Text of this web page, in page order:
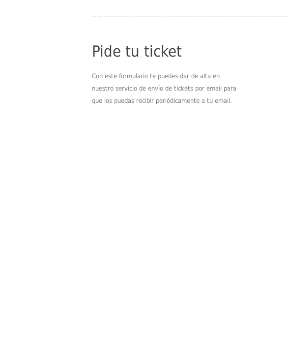
Pide tu ticket
Con este formulario te puedes dar de alta en
nuestro servicio de envío de tickets por email para
que los puedas recibir periódicamente a tu email.